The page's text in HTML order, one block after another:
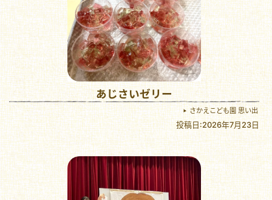
あじさいゼリー
さかえこども園 思い出
投稿日:2026年7月23日